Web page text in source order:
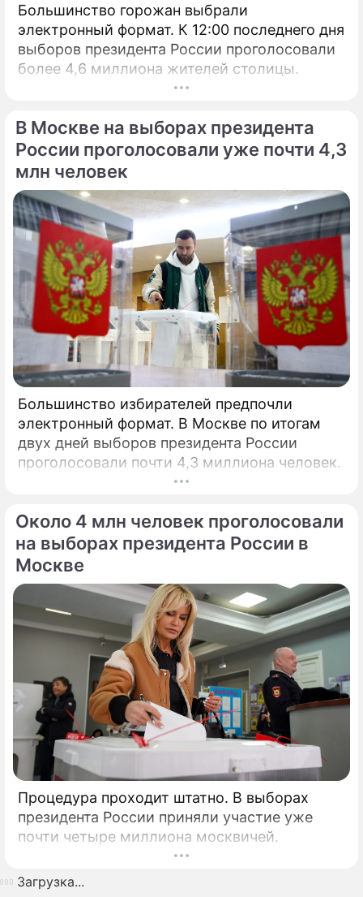
Большинство горожан выбрали
электронный формат. К 12:00 последнего дня
выборов президента России проголосовали
более 4,6 миллиона жителей столицы.
В Москве на выборах президента
России проголосовали уже почти 4,3
млн человек
Большинство избирателей предпочли
электронный формат. В Москве по итогам
двух дней выборов президента России
проголосовали почти 4,3 миллиона человек.
Около 4 млн человек проголосовали
на выборах президента России в
Москве
Процедура проходит штатно. В выборах
президента России приняли участие уже
почти четыре миллиона москвичей.
Загрузка...